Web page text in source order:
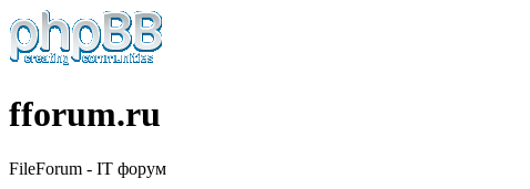
fforum.ru
FileForum - IT форум